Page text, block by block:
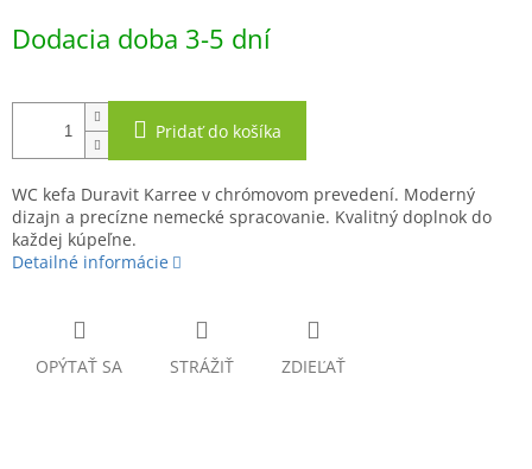
cena:
Dodacia doba 3-5 dní
Pridať do košíka
WC kefa Duravit Karree v chrómovom prevedení. Moderný
dizajn a precízne nemecké spracovanie. Kvalitný doplnok do
každej kúpeľne.
Detailné informácie
OPÝTAŤ SA STRÁŽIŤ ZDIEĽAŤ